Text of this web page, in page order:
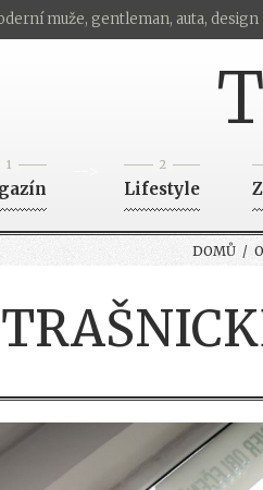
muže, gentleman, auta, design
1 2
Lifestyle
DOMŮ/